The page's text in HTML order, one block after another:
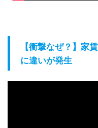
【衝撃なぜ？】家
に違いが発生